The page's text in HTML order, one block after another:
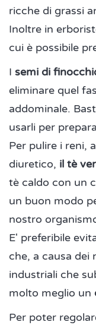
ricche di grassi
Inoltre in
cui è possibile
I semi di
eliminare quel
addominale.
usarli per
Per pulire i reni,
diuretico, il tè
tè caldo con un
un buon modo
nostro
E' preferibile
che, a causa dei
industriali che
molto meglio un
Per poter